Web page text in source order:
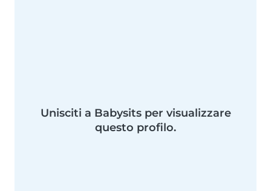
Unisciti a Babysits per visualizzare
questo profilo.